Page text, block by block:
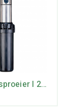
Hunter sproeier I 20-04 ADS-PL